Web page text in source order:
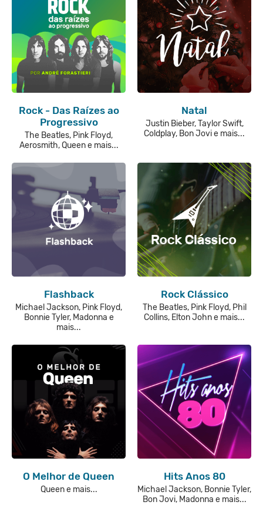
Rock - Das Raízes ao
Progressivo
The Beatles, Pink Floyd,
Aerosmith, Queen e mais...
Natal
Justin Bieber, Taylor Swift,
Coldplay, Bon Jovi e mais...
Flashback
Michael Jackson, Pink Floyd,
Bonnie Tyler, Madonna e
mais...
Rock Clássico
The Beatles, Pink Floyd, Phil
Collins, Elton John e mais...
O Melhor de Queen
Queen e mais...
Hits Anos 80
Michael Jackson, Bonnie Tyler,
Bon Jovi, Madonna e mais...